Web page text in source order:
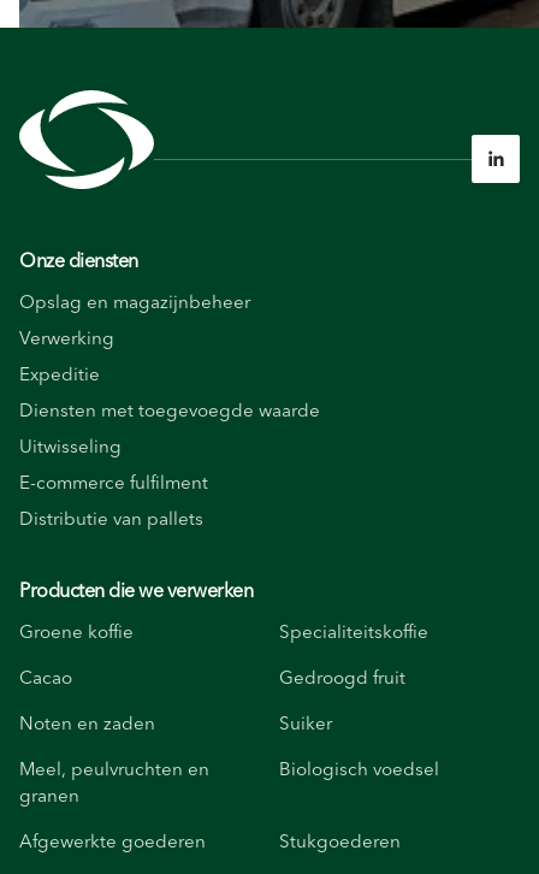

Onze diensten
Opslag en magazijnbeheer
Verwerking
Expeditie
Diensten met toegevoegde waarde
Uitwisseling
E-commerce fulfilment
Distributie van pallets
Producten die we verwerken
Groene koffie
Specialiteitskoffie
Cacao
Gedroogd fruit
Noten en zaden
Suiker
Meel, peulvruchten en
granen
Biologisch voedsel
Afgewerkte goederen
Stukgoederen